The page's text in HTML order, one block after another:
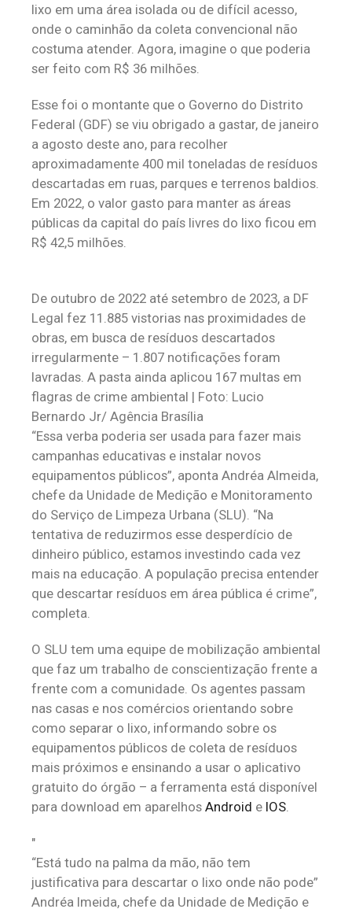
lixo em uma área isolada ou de difícil acesso,
onde o caminhão da coleta convencional não
costuma atender. Agora, imagine o que poderia
ser feito com R$ 36 milhões.
Esse foi o montante que o Governo do Distrito
Federal (GDF) se viu obrigado a gastar, de janeiro
a agosto deste ano, para recolher
aproximadamente 400 mil toneladas de resíduos
descartadas em ruas, parques e terrenos baldios.
Em 2022, o valor gasto para manter as áreas
públicas da capital do país livres do lixo ficou em
R$ 42,5 milhões.
De outubro de 2022 até setembro de 2023, a DF
Legal fez 11.885 vistorias nas proximidades de
obras, em busca de resíduos descartados
irregularmente – 1.807 notificações foram
lavradas. A pasta ainda aplicou 167 multas em
flagras de crime ambiental | Foto: Lucio
Bernardo Jr/ Agência Brasília
‌“Essa verba poderia ser usada para fazer mais
campanhas educativas e instalar novos
equipamentos públicos”, aponta Andréa Almeida,
chefe da Unidade de Medição e Monitoramento
do Serviço de Limpeza Urbana (SLU). “Na
tentativa de reduzirmos esse desperdício de
dinheiro público, estamos investindo cada vez
mais na educação. A população precisa entender
que descartar resíduos em área pública é crime”,
completa.
O SLU tem uma equipe de mobilização ambiental
que faz um trabalho de conscientização frente a
frente com a comunidade. Os agentes passam
nas casas e nos comércios orientando sobre
como separar o lixo, informando sobre os
equipamentos públicos de coleta de resíduos
mais próximos e ensinando a usar o aplicativo
gratuito do órgão – a ferramenta está disponível
para download em aparelhos Android e IOS.
“Está tudo na palma da mão, não tem
justificativa para descartar o lixo onde não pode”
Andréa lmeida, chefe da Unidade de Medição e